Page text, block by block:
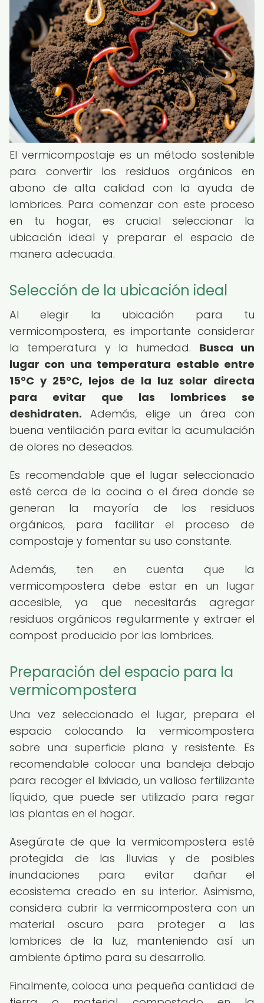
El vermicompostaje es un método sostenible
para convertir los residuos orgánicos en
abono de alta calidad con la ayuda de
lombrices. Para comenzar con este proceso
en tu hogar, es crucial seleccionar la
ubicación ideal y preparar el espacio de
manera adecuada.
Selección de la ubicación ideal
Al elegir la ubicación para tu
vermicompostera, es importante considerar
la temperatura y la humedad. Busca un
lugar con una temperatura estable entre
15°C y 25°C, lejos de la luz solar directa
para evitar que las lombrices se
deshidraten. Además, elige un área con
buena ventilación para evitar la acumulación
de olores no deseados.
Es recomendable que el lugar seleccionado
esté cerca de la cocina o el área donde se
generan la mayoría de los residuos
orgánicos, para facilitar el proceso de
compostaje y fomentar su uso constante.
Además, ten en cuenta que la
vermicompostera debe estar en un lugar
accesible, ya que necesitarás agregar
residuos orgánicos regularmente y extraer el
compost producido por las lombrices.
Preparación del espacio para la
vermicompostera
Una vez seleccionado el lugar, prepara el
espacio colocando la vermicompostera
sobre una superficie plana y resistente. Es
recomendable colocar una bandeja debajo
para recoger el lixiviado, un valioso fertilizante
líquido, que puede ser utilizado para regar
las plantas en el hogar.
Asegúrate de que la vermicompostera esté
protegida de las lluvias y de posibles
inundaciones para evitar dañar el
ecosistema creado en su interior. Asimismo,
considera cubrir la vermicompostera con un
material oscuro para proteger a las
lombrices de la luz, manteniendo así un
ambiente óptimo para su desarrollo.
Finalmente, coloca una pequeña cantidad de